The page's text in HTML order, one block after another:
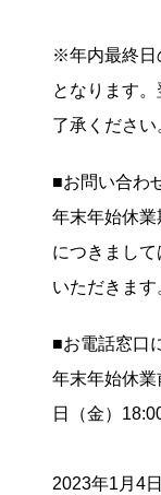
※年内最終日
となります
了承ください
■お問い合わ
年末年始休
につきまし
いただきます
■お電話窓口
年末年始休
日（金）
2023年1月4